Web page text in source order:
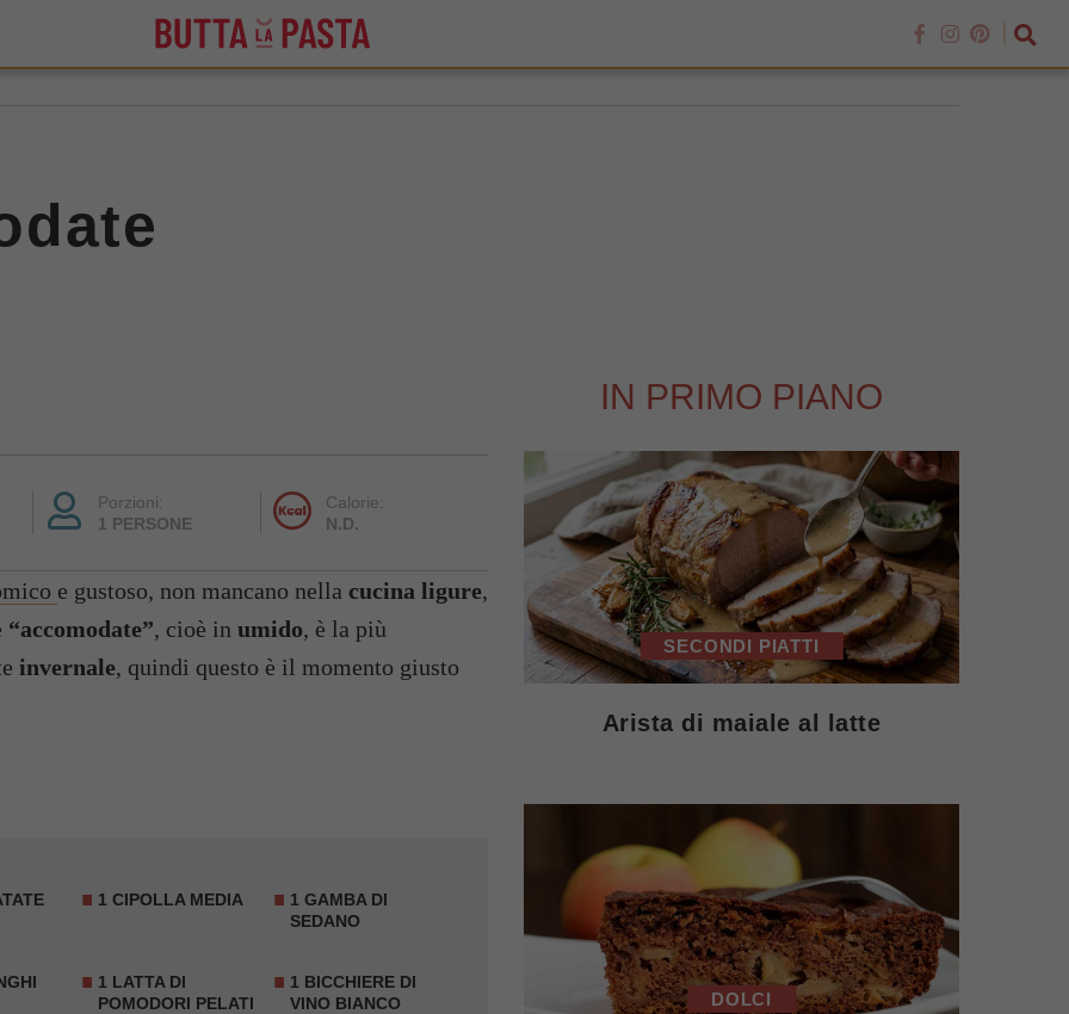
Porzioni:
1 PERSONE
Calorie:
N.D.
e gustoso, non mancano nella cucina ligure,
“accomodate”, cioè in umido, è la più
invernale, quindi questo è il momento giusto
1 CIPOLLA MEDIA
1 GAMBA DI
SEDANO
1 LATTA DI
POMODORI PELATI
1 BICCHIERE DI
VINO BIANCO
IN PRIMO PIANO
SECONDI PIATTI
Arista di maiale al latte
DOLCI